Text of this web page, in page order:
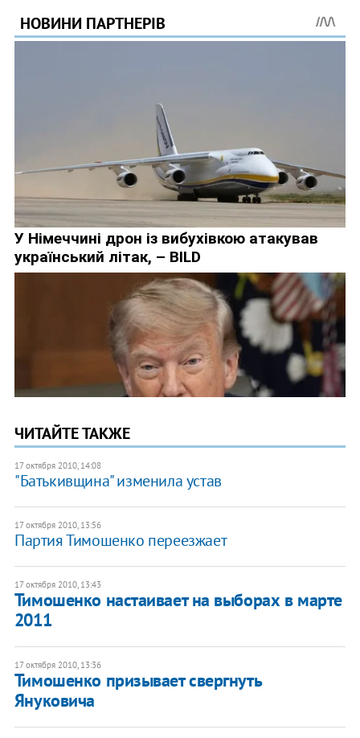
ЧИТАЙТЕ ТАКЖЕ
17 октября 2010, 14:08
"Батькивщина" изменила устав
17 октября 2010, 13:56
Партия Тимошенко переезжает
17 октября 2010, 13:43
Тимошенко настаивает на выборах в марте
2011
17 октября 2010, 13:36
Тимошенко призывает свергнуть
Януковича